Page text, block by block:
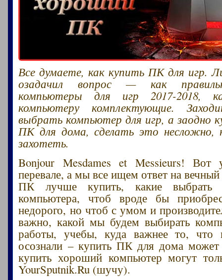
Все думаете, как купить ПК для игр.
озадачил вопрос — как
компьютеры для игр 2017-2018,
компьютеру комплектующие.
выбрать компьютер для игр, а заодно
ПК для дома, сделать это
захотеть.
Bonjour Mesdames et Messieurs!
перевале, а мы все ищем ответ на
ПК лучше купить, какие выбрать
компьютера, чтоб вроде бы
недорого, но чтоб с умом и
важно, какой мы будем выбирать
работы, учебы, куда важнее то, что
осознали – купить ПК для дома
купить хороший компьютер могут
YourSputnik.Ru (шучу).